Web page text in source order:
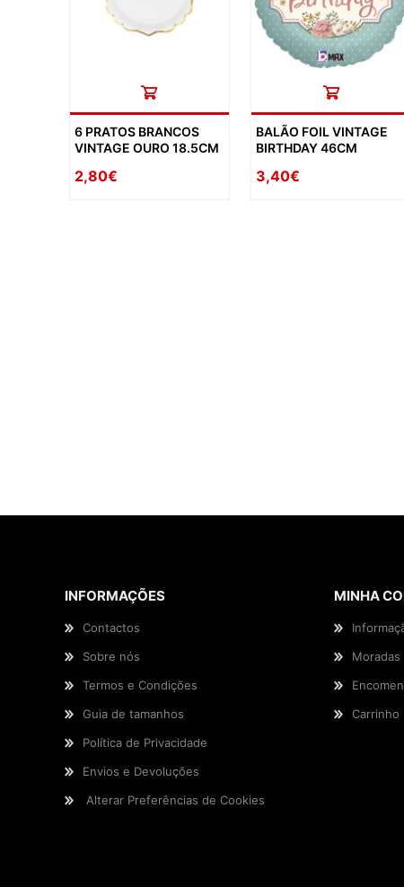
6 PRATOS BRANCOS
VINTAGE OURO 18.5CM
2,80€
BALÃO FOIL VINTAGE
BIRTHDAY 46CM
3,40€
INFORMAÇÕES
Contactos
Sobre nós
Termos e Condições
Guia de tamanhos
Política de Privacidade
Envios e Devoluções
Alterar Preferências de Cookies
MINHA
Moradas
Carrinho